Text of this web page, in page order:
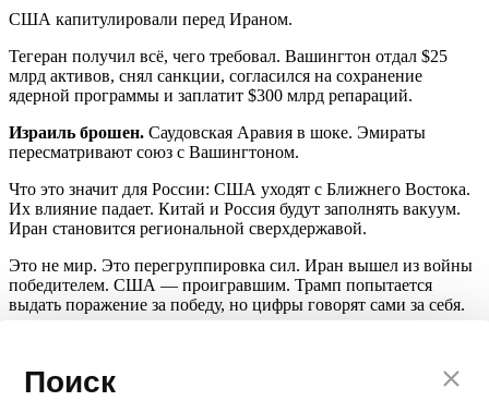
Поиск
США капитулировали перед Ираном.
Тегеран получил всё, чего требовал. Вашингтон отдал $25
млрд активов, снял санкции, согласился на сохранение
ядерной программы и заплатит $300 млрд репараций.
Израиль брошен. Саудовская Аравия в шоке. Эмираты
пересматривают союз с Вашингтоном.
Что это значит для России: США уходят с Ближнего Востока.
Их влияние падает. Китай и Россия будут заполнять вакуум.
Иран становится региональной сверхдержавой.
Это не мир. Это перегруппировка сил. Иран вышел из войны
победителем. США — проигравшим. Трамп попытается
выдать поражение за победу, но цифры говорят сами за себя.
заливом долгие годы.